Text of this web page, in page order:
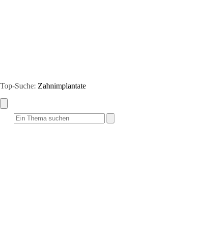
Top-Suche: Zahnimplantate